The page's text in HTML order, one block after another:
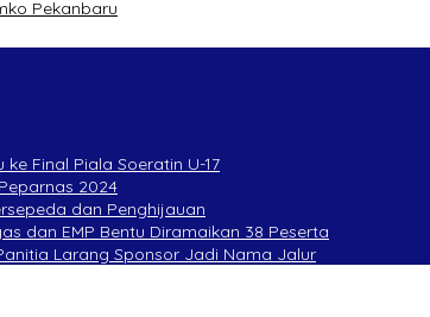
Pekanbaru
Final Piala Soeratin U-17
2024
dan Penghijauan
dan EMP Bentu Diramaikan 38 Peserta
Larang Sponsor Jadi Nama Jalur